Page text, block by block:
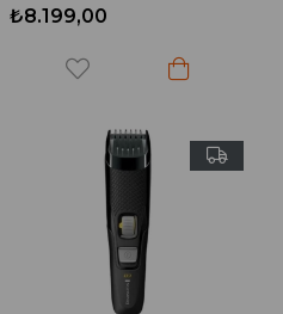
₺8.199,00